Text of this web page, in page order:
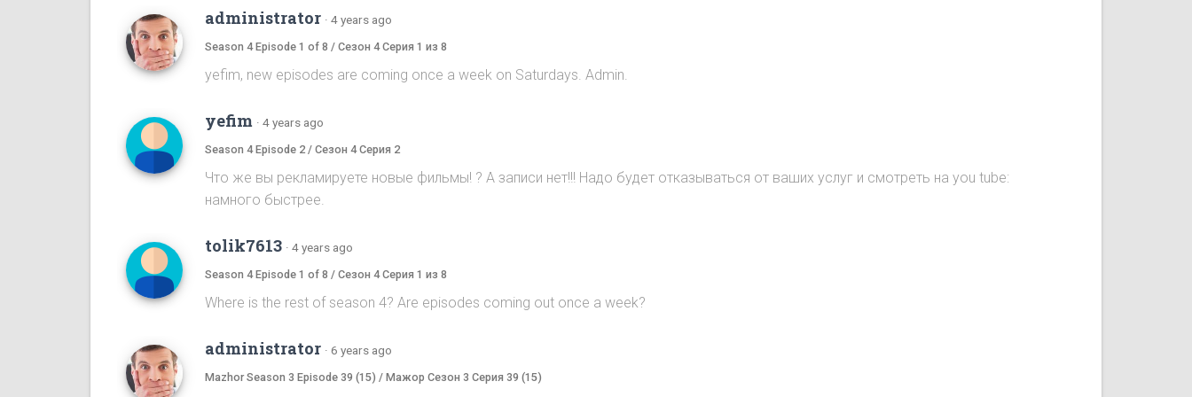
administrator · 4 years ago
Season 4 Episode 1 of 8 / Сезон 4 Серия 1 из 8
yefim, new episodes are coming once a week on Saturdays. Admin.
yefim · 4 years ago
Season 4 Episode 2 / Сезон 4 Серия 2
Что же вы рекламируете новые фильмы! ? А записи нет!!! Надо будет отказываться от ваших услуг и смотреть на you tube:
намного быстрее.
tolik7613 · 4 years ago
Season 4 Episode 1 of 8 / Сезон 4 Серия 1 из 8
Where is the rest of season 4? Are episodes coming out once a week?
administrator · 6 years ago
Mazhor Season 3 Episode 39 (15) / Мажор Сезон 3 Серия 39 (15)